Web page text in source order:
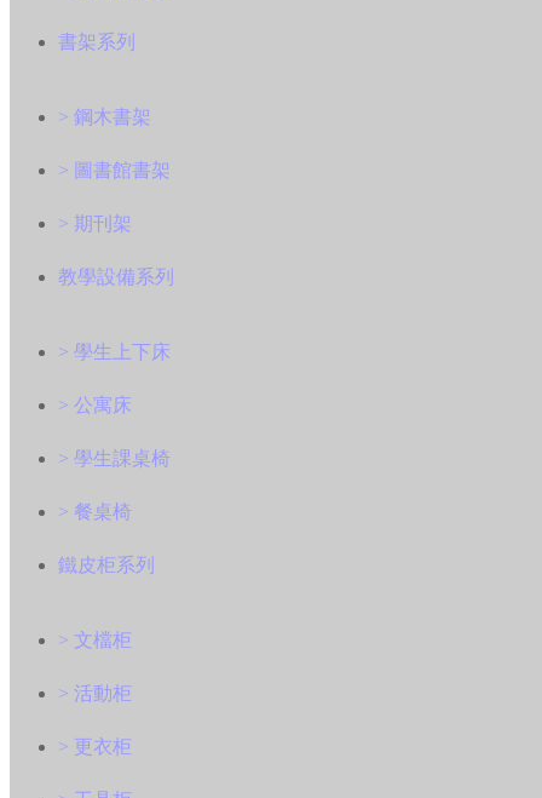
書架系列
> 鋼木書架
> 圖書館書架
> 期刊架
教學設備系列
> 學生上下床
> 公寓床
> 學生課桌椅
> 餐桌椅
鐵皮柜系列
> 文檔柜
> 活動柜
> 更衣柜